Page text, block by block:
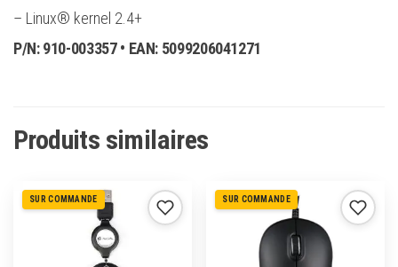
– Linux® kernel 2.4+
P/N:910-003357• EAN: 5099206041271
Produits similaires
SUR COMMANDE SUR COMMANDE